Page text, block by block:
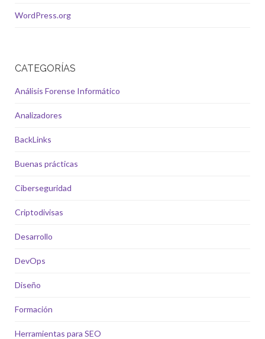
WordPress.org
CATEGORÍAS
Análisis Forense Informático
Analizadores
BackLinks
Buenas prácticas
Ciberseguridad
Criptodivisas
Desarrollo
DevOps
Diseño
Formación
Herramientas para SEO